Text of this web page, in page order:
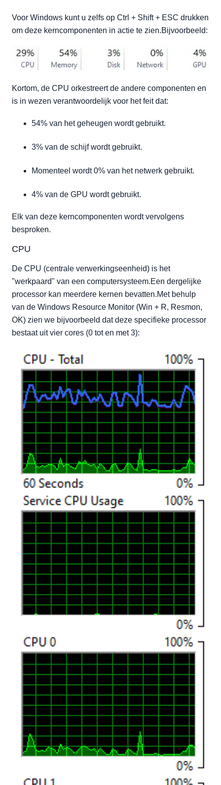
Voor Windows kunt u zelfs op Ctrl + Shift + ESC drukken
om deze kerncomponenten in actie te zien.Bijvoorbeeld:
Kortom, de CPU orkestreert de andere componenten en
is in wezen verantwoordelijk voor het feit dat:
54% van het geheugen wordt gebruikt.
3% van de schijf wordt gebruikt.
Momenteel wordt 0% van het netwerk gebruikt.
4% van de GPU wordt gebruikt.
Elk van deze kerncomponenten wordt vervolgens
besproken.
CPU
De CPU (centrale verwerkingseenheid) is het
"werkpaard" van een computersysteem.Een dergelijke
processor kan meerdere kernen bevatten.Met behulp
van de Windows Resource Monitor (Win + R, Resmon,
OK) zien we bijvoorbeeld dat deze specifieke processor
bestaat uit vier cores (0 tot en met 3):